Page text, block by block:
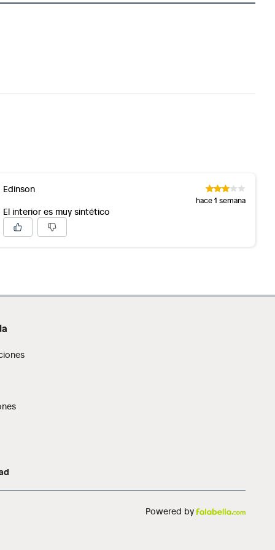
Edinson
hace 1 semana
El interior es muy sintético
Powered by